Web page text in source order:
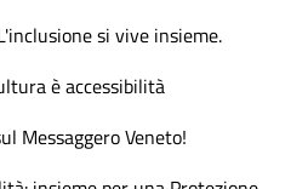
si vive insieme.
è accessibilità
Messaggero Veneto!